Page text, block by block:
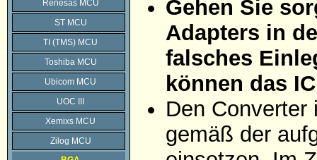
Renesas MCU
ST MCU
TI (TMS) MCU
Toshiba MCU
Ubicom MCU
UOC III
Xemixs MCU
Zilog MCU
Gehen Sie
Adapters in
falsches
können das
Den
gemäß der